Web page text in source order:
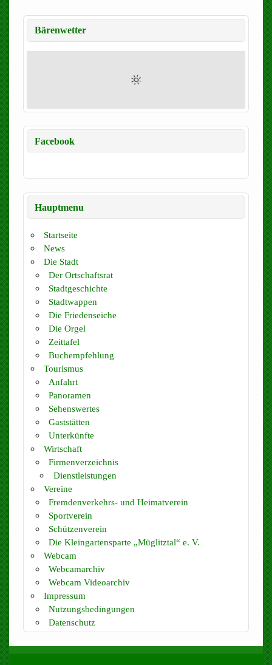
Bärenwetter
Facebook
Hauptmenu
Startseite
News
Die Stadt
Der Ortschaftsrat
Stadtgeschichte
Stadtwappen
Die Friedenseiche
Die Orgel
Zeittafel
Buchempfehlung
Tourismus
Anfahrt
Panoramen
Sehenswertes
Gaststätten
Unterkünfte
Wirtschaft
Firmenverzeichnis
Dienstleistungen
Vereine
Fremdenverkehrs- und Heimatverein
Sportverein
Schützenverein
Die Kleingartensparte „Müglitztal“ e. V.
Webcam
Webcamarchiv
Webcam Videoarchiv
Impressum
Nutzungsbedingungen
Datenschutz